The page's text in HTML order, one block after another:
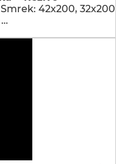
42x200, 32x200